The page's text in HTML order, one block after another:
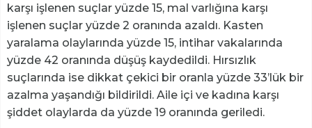
karşı işlenen suçlar yüzde 15, mal varlığına karşı
işlenen suçlar yüzde 2 oranında azaldı. Kasten
yaralama olaylarında yüzde 15, intihar vakalarında
yüzde 42 oranında düşüş kaydedildi. Hırsızlık
suçlarında ise dikkat çekici bir oranla yüzde 33’lük bir
azalma yaşandığı bildirildi. Aile içi ve kadına karşı
şiddet olaylarda da yüzde 19 oranında geriledi.